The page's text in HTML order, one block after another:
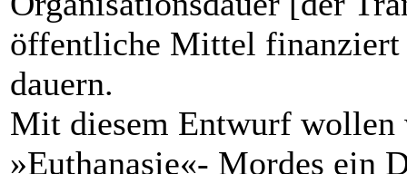
öffentliche Mittel finanziert
dauern.
Mit diesem Entwurf wollen
»Euthanasie«- Mordes ein